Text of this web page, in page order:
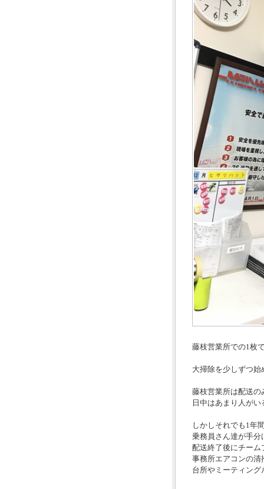
藤枝営業所での1枚
大掃除を少しずつ
藤枝営業所は配送の
日中はあまり人が
しかしそれでも1年
乗務員さん達が手分
配送終了後にチーム
事務所エアコンの清
台所やミーティン